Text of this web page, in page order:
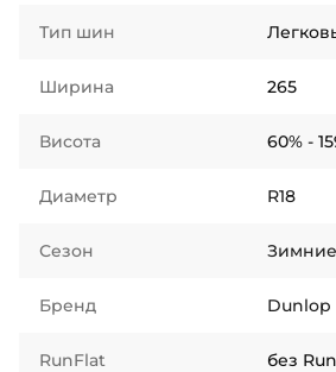
Тип шин
Ширина 265
Висота 60% -
Диаметр R18
Сезон Зимние
Бренд Dunlop
RunFlat без